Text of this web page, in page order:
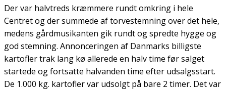
Der var halvtreds kræmmere rundt omkring i hele
Centret og der summede af torvestemning over det hele,
medens gårdmusikanten gik rundt og spredte hygge og
god stemning. Annonceringen af Danmarks billigste
kartofler trak lang kø allerede en halv time før salget
startede og fortsatte halvanden time efter udsalgsstart.
De 1.000 kg. kartofler var udsolgt på bare 2 timer. Det var